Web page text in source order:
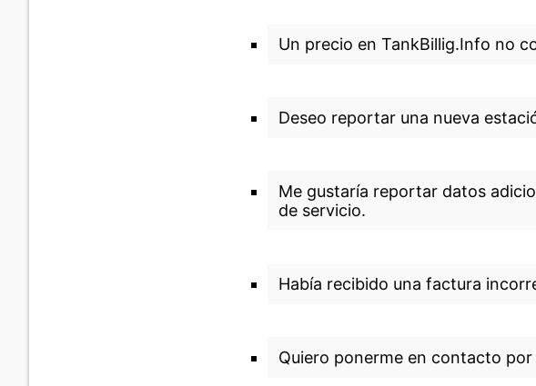
Un precio en TankBillig.Info no
Deseo reportar una nueva
Me gustaría reportar datos
de servicio.
Había recibido una factura
Quiero ponerme en contacto